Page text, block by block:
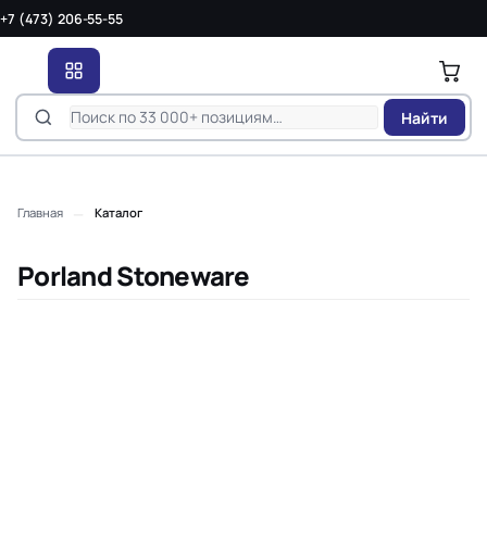
+7 (473) 206-55-55
Найти
Главная Каталог
Porland Stoneware